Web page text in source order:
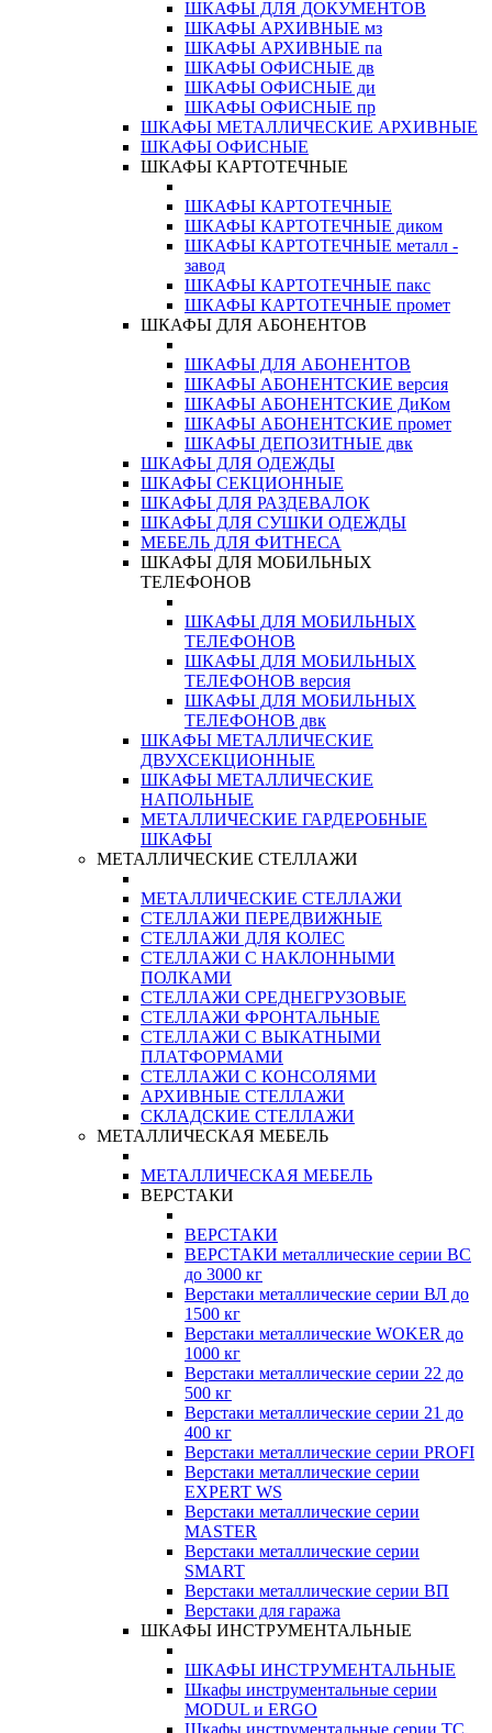
ШКАФЫ ДЛЯ ДОКУМЕНТОВ
ШКАФЫ АРХИВНЫЕ мз
ШКАФЫ АРХИВНЫЕ па
ШКАФЫ ОФИСНЫЕ дв
ШКАФЫ ОФИСНЫЕ ди
ШКАФЫ ОФИСНЫЕ пр
ШКАФЫ МЕТАЛЛИЧЕСКИЕ АРХИВНЫЕ
ШКАФЫ ОФИСНЫЕ
ШКАФЫ КАРТОТЕЧНЫЕ
ШКАФЫ КАРТОТЕЧНЫЕ
ШКАФЫ КАРТОТЕЧНЫЕ диком
ШКАФЫ КАРТОТЕЧНЫЕ металл -
завод
ШКАФЫ КАРТОТЕЧНЫЕ пакс
ШКАФЫ КАРТОТЕЧНЫЕ промет
ШКАФЫ ДЛЯ АБОНЕНТОВ
ШКАФЫ ДЛЯ АБОНЕНТОВ
ШКАФЫ АБОНЕНТСКИЕ версия
ШКАФЫ АБОНЕНТСКИЕ ДиКом
ШКАФЫ АБОНЕНТСКИЕ промет
ШКАФЫ ДЕПОЗИТНЫЕ двк
ШКАФЫ ДЛЯ ОДЕЖДЫ
ШКАФЫ СЕКЦИОННЫЕ
ШКАФЫ ДЛЯ РАЗДЕВАЛОК
ШКАФЫ ДЛЯ СУШКИ ОДЕЖДЫ
МЕБЕЛЬ ДЛЯ ФИТНЕСА
ШКАФЫ ДЛЯ МОБИЛЬНЫХ
ТЕЛЕФОНОВ
ШКАФЫ ДЛЯ МОБИЛЬНЫХ
ТЕЛЕФОНОВ
ШКАФЫ ДЛЯ МОБИЛЬНЫХ
ТЕЛЕФОНОВ версия
ШКАФЫ ДЛЯ МОБИЛЬНЫХ
ТЕЛЕФОНОВ двк
ШКАФЫ МЕТАЛЛИЧЕСКИЕ
ДВУХСЕКЦИОННЫЕ
ШКАФЫ МЕТАЛЛИЧЕСКИЕ
НАПОЛЬНЫЕ
МЕТАЛЛИЧЕСКИЕ ГАРДЕРОБНЫЕ
ШКАФЫ
МЕТАЛЛИЧЕСКИЕ СТЕЛЛАЖИ
МЕТАЛЛИЧЕСКИЕ СТЕЛЛАЖИ
СТЕЛЛАЖИ ПЕРЕДВИЖНЫЕ
СТЕЛЛАЖИ ДЛЯ КОЛЕС
СТЕЛЛАЖИ С НАКЛОННЫМИ
ПОЛКАМИ
СТЕЛЛАЖИ СРЕДНЕГРУЗОВЫЕ
СТЕЛЛАЖИ ФРОНТАЛЬНЫЕ
СТЕЛЛАЖИ С ВЫКАТНЫМИ
ПЛАТФОРМАМИ
СТЕЛЛАЖИ С КОНСОЛЯМИ
АРХИВНЫЕ СТЕЛЛАЖИ
СКЛАДСКИЕ СТЕЛЛАЖИ
МЕТАЛЛИЧЕСКАЯ МЕБЕЛЬ
МЕТАЛЛИЧЕСКАЯ МЕБЕЛЬ
ВЕРСТАКИ
ВЕРСТАКИ
ВЕРСТАКИ металлические серии ВС
до 3000 кг
Верстаки металлические серии ВЛ до
1500 кг
Верстаки металлические WOKER до
1000 кг
Верстаки металлические серии 22 до
500 кг
Верстаки металлические серии 21 до
400 кг
Верстаки металлические серии PROFI
Верстаки металлические серии
EXPERT WS
Верстаки металлические серии
MASTER
Верстаки металлические серии
SMART
Верстаки металлические серии ВП
Верстаки для гаража
ШКАФЫ ИНСТРУМЕНТАЛЬНЫЕ
ШКАФЫ ИНСТРУМЕНТАЛЬНЫЕ
Шкафы инструментальные серии
MODUL и ERGO
Шкафы инструментальные серии ТС,